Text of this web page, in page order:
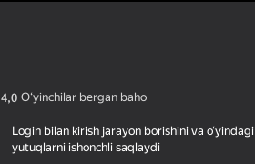
Bekor qilish
4,0 Oʻyinchilar bergan baho
Login bilan kirish jarayon borishini va o‘yindagi
yutuqlarni ishonchli saqlaydi